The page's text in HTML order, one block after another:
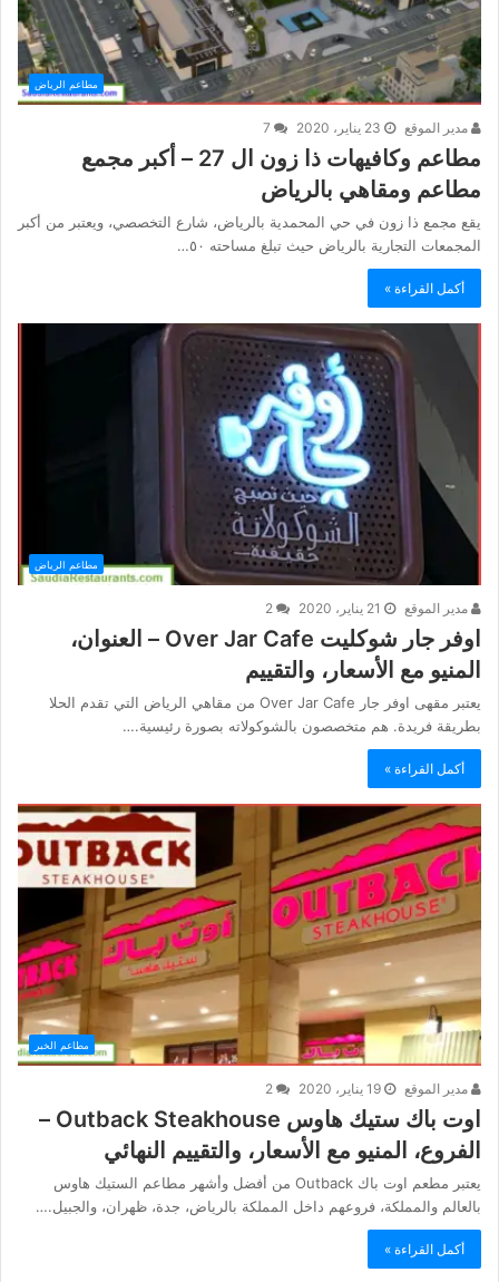
مطاعم الرياض
مدير الموقع 23 يناير، 2020
مطاعم وكافيهات ذا زون ال 27 – أكبر مجمع
مطاعم ومقاهي بالرياض
يقع مجمع ذا زون في حي المحمدية بالرياض، شارع التخصصي، ويعتبر من أكبر
المجمعات التجارية بالرياض حيث تبلغ مساحته ٥٠…
أكمل القراءة »
مطاعم الرياض
مدير الموقع 21 يناير، 2020
اوفر جار شوكليت Over Jar Cafe – العنوان،
المنيو مع الأسعار، والتقييم
يعتبر مقهى اوفر جار Over Jar Cafe من مقاهي الرياض التي تقدم الحلا
بطريقة فريدة. هم متخصصون بالشوكولاته بصورة رئيسية.…
أكمل القراءة »
مطاعم الخبر
مدير الموقع 19 يناير، 2020
اوت باك ستيك هاوس Outback Steakhouse –
الفروع، المنيو مع الأسعار، والتقييم النهائي
يعتبر مطعم اوت باك Outback من أفضل وأشهر مطاعم الستيك هاوس
بالعالم والمملكة، فروعهم داخل المملكة بالرياض، جدة، ظهران، والجبيل.…
أكمل القراءة »